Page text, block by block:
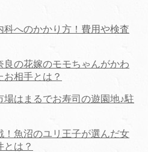
へのかかり方！費用や検査
良の花嫁のモモちゃんがかわ
お相手とは？
場はまるでお寿司の遊園地♪駐
！魚沼のユリ王子が選んだ女
とは？